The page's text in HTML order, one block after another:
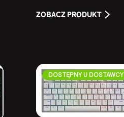
ZOBACZ PRODUKT
DOSTĘPNY U DOSTAWCY